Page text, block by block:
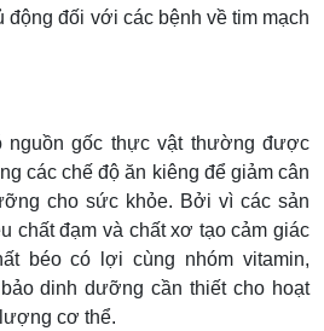
động đối với các bệnh về tim mạch
nguồn gốc thực vật thường được
các chế độ ăn kiêng để giảm cân
cho sức khỏe. Bởi vì các sản
chất đạm và chất xơ tạo cảm giác
béo có lợi cùng nhóm vitamin,
dinh dưỡng cần thiết cho hoạt
cơ thể.